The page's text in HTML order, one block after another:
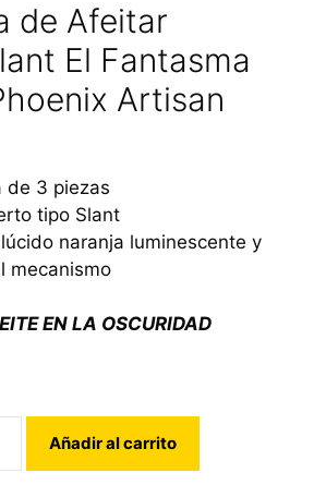
de Afeitar
El Fantasma
Artisan
de 3 piezas
tipo Slant
naranja luminescente y
mecanismo
EN LA OSCURIDAD
Maquinilla
Añadir al carrito